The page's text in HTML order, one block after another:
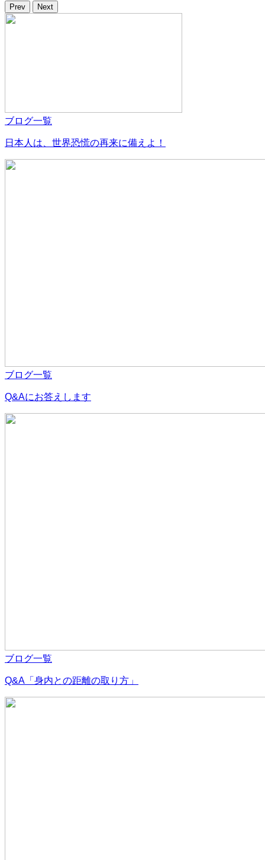
Prev Next
ブログ一覧
日本人は、世界恐慌の再来に備えよ！
ブログ一覧
Q&Aにお答えします
ブログ一覧
Q&A「身内との距離の取り方」